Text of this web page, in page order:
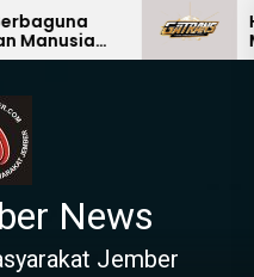
Hadirnya
Multi
News
Jember